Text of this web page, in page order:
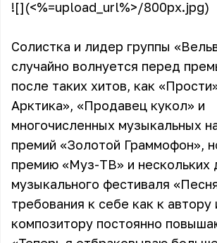
![](<%=upload_url%>/800px.jpg)
Солистка и лидер группы
случайно волнуется перед
после таких хитов, как
Арктика», «Продавец кукол» и
многочисленных музыкальных
премий «Золотой Граммофон»,
премию «Муз-ТВ» и нескольких
музыкального фестиваля
требования к себе как к автору
композитору постоянно